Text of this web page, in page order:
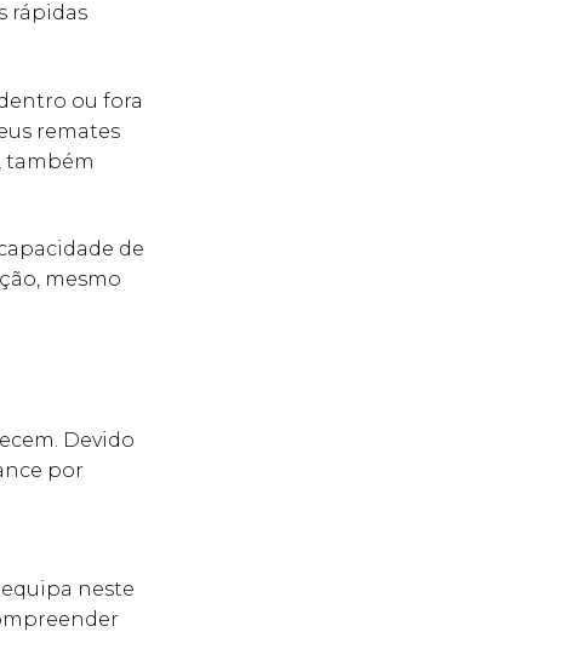
rápidas
ou fora
remates
também
de
mesmo
Devido
por
neste